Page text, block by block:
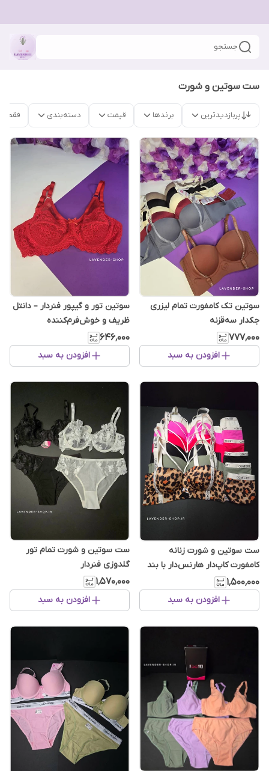
جستجو
ست سوتین و شورت
پربازدیدترین برندها قیمت دسته‌بندی فقط
سوتین تک کامفورت تمام لیزری
جکدار سه‌قزنه
۷۷۷٬۰۰۰
افزودن به سبد
سوتین تور و گیپور فنردار – دانتل
ظریف و خوش‌فرم‌کننده
۶۴۶٬۰۰۰
افزودن به سبد
ست سوتین و شورت زنانه
کامفورت کاپ‌دار هارنس‌دار با بند
سرشانه قابل تنظیم
۱٬۵۰۰٬۰۰۰
افزودن به سبد
ست سوتین و شورت تمام تور
گلدوزی فنردار
۱٬۵۷۰٬۰۰۰
افزودن به سبد